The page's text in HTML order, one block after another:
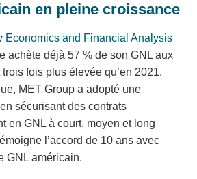
en pleine croissance
Economics and Financial Analysis
achète déjà 57 % de son GNL aux
fois plus élevée qu’en 2021.
MET Group a adopté une
sécurisant des contrats
en GNL à court, moyen et long
l’accord de 10 ans avec
GNL américain.